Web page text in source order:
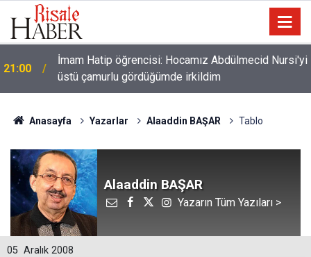
21:00
İmam Hatip öğrencisi: Hocamız Abdülmecid Nursi'yi
üstü çamurlu gördüğümde irkildim
Anasayfa Yazarlar Alaaddin BAŞAR Tablo
Alaaddin BAŞAR
Yazarın Tüm Yazıları >
05 Aralık 2008